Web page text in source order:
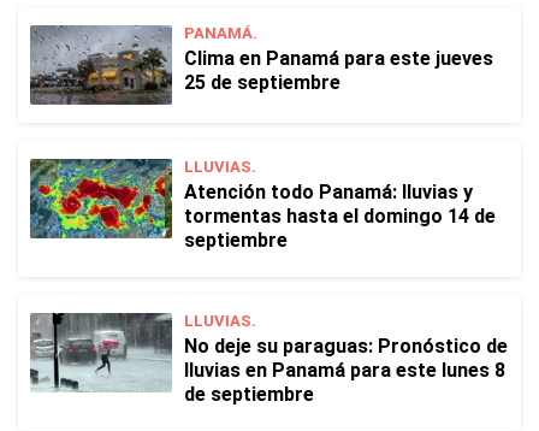
PANAMÁ.
Clima en Panamá para este jueves
25 de septiembre
LLUVIAS.
Atención todo Panamá: lluvias y
tormentas hasta el domingo 14 de
septiembre
LLUVIAS.
No deje su paraguas: Pronóstico de
lluvias en Panamá para este lunes 8
de septiembre